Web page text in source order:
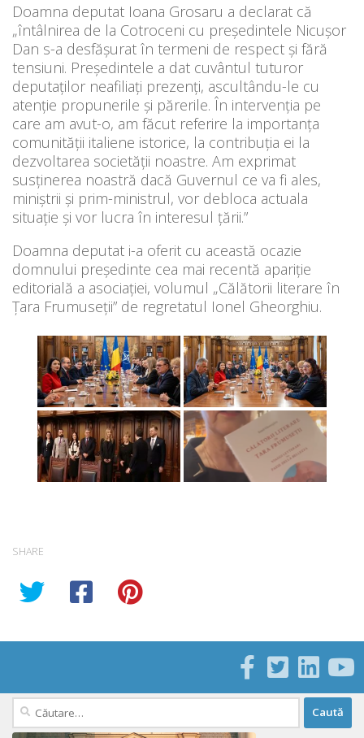
Doamna deputat Ioana Grosaru a declarat că
„întâlnirea de la Cotroceni cu președintele Nicușor
Dan s-a desfășurat în termeni de respect și fără
tensiuni. Președintele a dat cuvântul tuturor
deputaților neafiliați prezenți, ascultându-le cu
atenție propunerile și părerile. În intervenția pe
care am avut-o, am făcut referire la importanța
comunității italiene istorice, la contribuția ei la
dezvoltarea societății noastre. Am exprimat
susținerea noastră dacă Guvernul ce va fi ales,
miniștrii și prim-ministrul, vor debloca actuala
situație și vor lucra în interesul țării.”
Doamna deputat i-a oferit cu această ocazie
domnului președinte cea mai recentă apariție
editorială a asociației, volumul „Călătorii literare în
Țara Frumuseții” de regretatul Ionel Gheorghiu.
SHARE
Caută
după: